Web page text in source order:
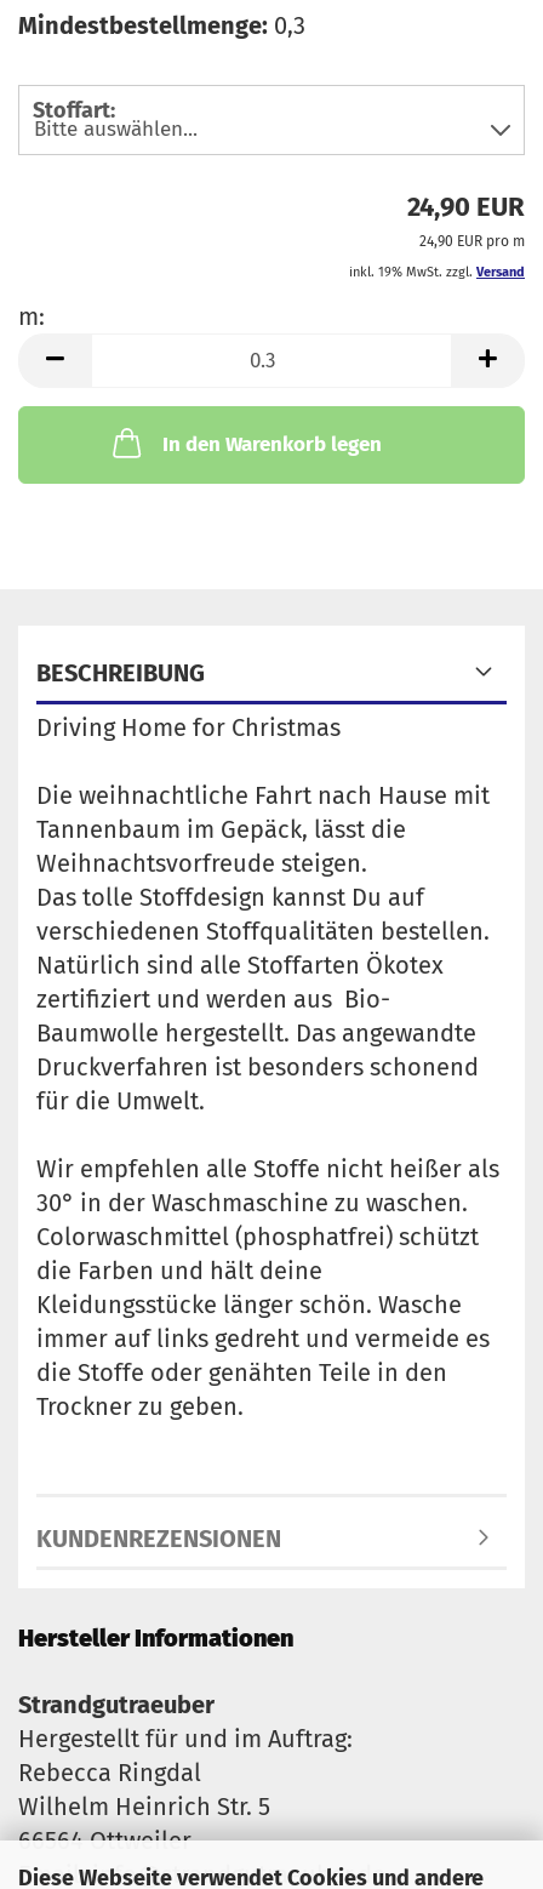
Diese Webseite verwendet Cookies und andere
Mindestbestellmenge: 0,3
Stoffart:
24,90 EUR
24,90 EUR pro m
inkl. 19% MwSt. zzgl. Versand
m:
In den Warenkorb legen
BESCHREIBUNG
Driving Home for Christmas
Die weihnachtliche Fahrt nach Hause mit
Tannenbaum im Gepäck, lässt die
Weihnachtsvorfreude steigen.
Das tolle Stoffdesign kannst Du auf
verschiedenen Stoffqualitäten bestellen.
Natürlich sind alle Stoffarten Ökotex
zertifiziert und werden aus Bio-
Baumwolle hergestellt. Das angewandte
Druckverfahren ist besonders schonend
für die Umwelt.
Wir empfehlen alle Stoffe nicht heißer als
30° in der Waschmaschine zu waschen.
Colorwaschmittel (phosphatfrei) schützt
die Farben und hält deine
Kleidungsstücke länger schön. Wasche
immer auf links gedreht und vermeide es
die Stoffe oder genähten Teile in den
Trockner zu geben.
KUNDENREZENSIONEN
Hersteller Informationen
Strandgutraeuber
Hergestellt für und im Auftrag:
Rebecca Ringdal
Wilhelm Heinrich Str. 5
66564 Ottweiler
Email: info@strandgutraeuber.de